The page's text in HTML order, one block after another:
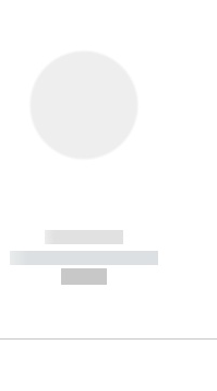
------------
----------- -----------